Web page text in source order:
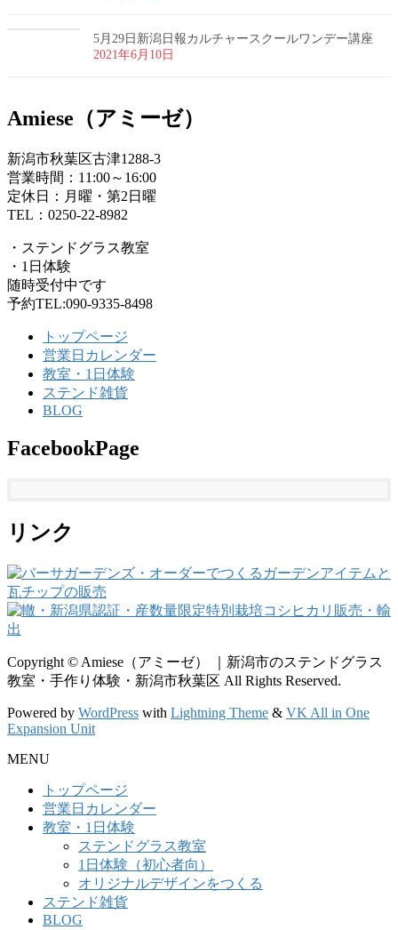
5月29日新潟日報カルチャースクールワンデー講座
2021年6月10日
Amiese（アミーゼ）
新潟市秋葉区古津1288-3
営業時間：11:00～16:00
定休日：月曜・第2日曜
TEL：0250-22-8982
・ステンドグラス教室
・1日体験
随時受付中です
予約TEL:090-9335-8498
トップページ
営業日カレンダー
教室・1日体験
ステンド雑貨
BLOG
FacebookPage
リンク
Copyright © Amiese（アミーゼ） ｜新潟市のステンドグラス
教室・手作り体験・新潟市秋葉区 All Rights Reserved.
Powered by WordPress with Lightning Theme & VK All in One
Expansion Unit
MENU
トップページ
営業日カレンダー
教室・1日体験
ステンドグラス教室
1日体験（初心者向）
オリジナルデザインをつくる
ステンド雑貨
BLOG